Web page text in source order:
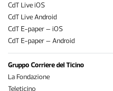
CdT Live iOS
CdT Live Android
CdT E-paper – iOS
CdT E-paper – Android
Gruppo Corriere del Ticino
La Fondazione
Teleticino